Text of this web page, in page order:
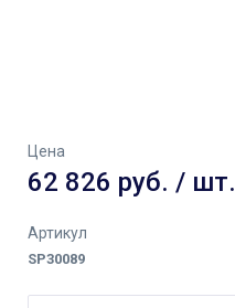
Цена
62 826 руб. / шт.
Артикул
SP30089